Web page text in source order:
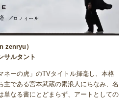
zenryu）
サルタント
ネーの虎」のTVタイトル揮毫し、本格
主である宮本武蔵の素浪人にちなみ、名
単なる書にとどまらず、アートとしての